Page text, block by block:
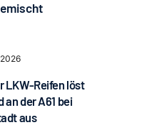
LKW-Reifen löst
an der A61 bei
aus